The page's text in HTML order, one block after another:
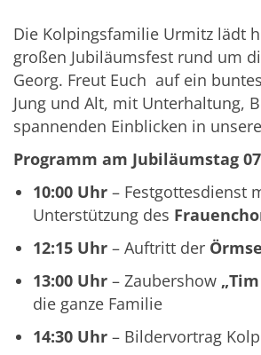
Die Kolpingsfamilie Urmitz lädt
großen Jubiläumsfest rund um
Georg. Freut Euch auf ein
Jung und Alt, mit Unterhaltung,
spannenden Einblicken in
Programm am Jubiläumstag
10:00 Uhr – Festgottesdienst
Unterstützung des
12:15 Uhr – Auftritt der
13:00 Uhr – Zaubershow
die ganze Familie
14:30 Uhr – Bildervortrag